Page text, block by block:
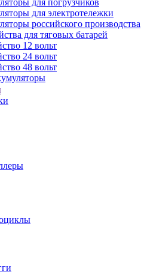
для погрузчиков
для электротележки
российского производства
для тяговых батарей
12 вольт
24 вольт
48 вольт